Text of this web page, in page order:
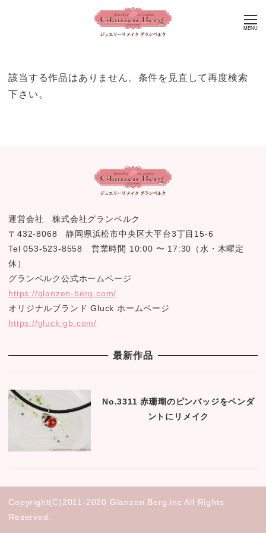
MENU
該当する作品はありません。条件を見直して再度検索
下さい。
運営会社 株式会社グランベルク
〒432-8068 静岡県浜松市中央区大平台3丁目15-6
Tel 053-523-8558 営業時間 10:00 〜 17:30（水・木曜定
休）
グランベルク公式ホームページ
https://glanzen-berg.com/
オリジナルブランド Gluck ホームページ
https://gluck-gb.com/
最新作品
No.3311 赤珊瑚のピンバッジをペンダ
ントにリメイク
Copyright(C)2011-2020 Glanzen Berg.inc All Rights
Reserved.